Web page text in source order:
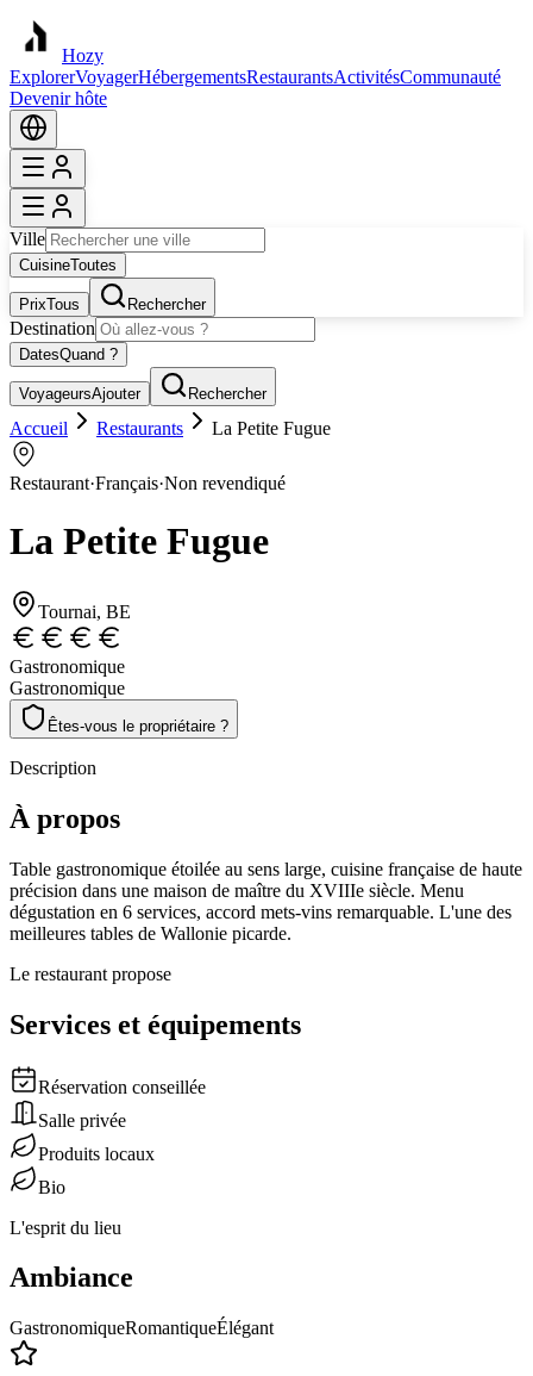
Hozy
ExplorerVoyagerHébergementsRestaurantsActivitésCommunauté
Devenir hôte
Ville
CuisineToutes
PrixTous Rechercher
Destination
DatesQuand ?
VoyageursAjouter Rechercher
Accueil Restaurants La Petite Fugue
Restaurant·Français·Non revendiqué
La Petite Fugue
Tournai, BE
Gastronomique
Gastronomique
Êtes-vous le propriétaire ?
Description
À propos
Table gastronomique étoilée au sens large, cuisine française de haute
précision dans une maison de maître du XVIIIe siècle. Menu
dégustation en 6 services, accord mets-vins remarquable. L'une des
meilleures tables de Wallonie picarde.
Le restaurant propose
Services et équipements
Réservation conseillée
Salle privée
Produits locaux
Bio
L'esprit du lieu
Ambiance
GastronomiqueRomantiqueÉlégant